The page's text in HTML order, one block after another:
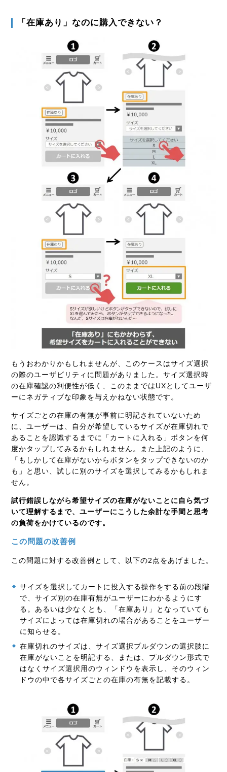
「在庫あり」なのに購入できない？
もうおわかりかもしれませんが、このケースはサイズ選択
の際のユーザビリティに問題がありました。サイズ選択時
の在庫確認の利便性が低く、このままではUXとしてユーザ
ーにネガティブな印象を与えかねない状態です。
サイズごとの在庫の有無が事前に明記されていないため
に、ユーザーは、自分が希望しているサイズが在庫切れで
あることを認識するまでに「カートに入れる」ボタンを何
度かタップしてみるかもしれません。また上記のように、
「もしかして在庫がないからボタンをタップできないのか
も」と思い、試しに別のサイズを選択してみるかもしれま
せん。
試行錯誤しながら希望サイズの在庫がないことに自ら気づ
いて理解するまで、ユーザーにこうした余計な手間と思考
の負荷をかけているのです。
この問題の改善例
この問題に対する改善例として、以下の2点をあげました。
サイズを選択してカートに投入する操作をする前の段階
で、サイズ別の在庫有無がユーザーにわかるようにす
る。あるいは少なくとも、「在庫あり」となっていても
サイズによっては在庫切れの場合があることをユーザー
に知らせる。
在庫切れのサイズは、サイズ選択プルダウンの選択肢に
在庫がないことを明記する、または、プルダウン形式で
はなくサイズ選択用のウィンドウを表示し、そのウィン
ドウの中で各サイズごとの在庫の有無を記載する。